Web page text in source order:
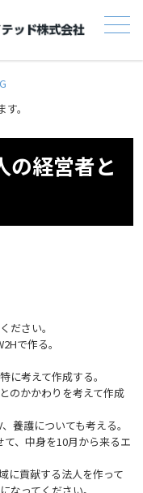
メニュー
。
の経営者と
ださい。
で作る。
考えて作成する。
かかわりを考えて作成
護についても考える。
、中身を10月から来るエ
に貢献する法人を作って